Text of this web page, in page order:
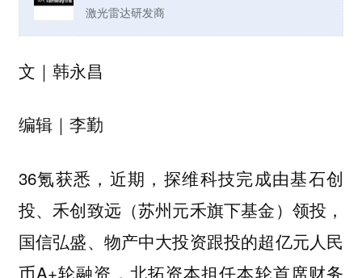
激光雷达研发商
文｜韩永昌
编辑｜李勤
36氪获悉，近期，探维科技完成由基石创
投、禾创致远（苏州元禾旗下基金）领投，
国信弘盛、物产中大投资跟投的超亿元人民
币A+轮融资，北拓资本担任本轮首席财务